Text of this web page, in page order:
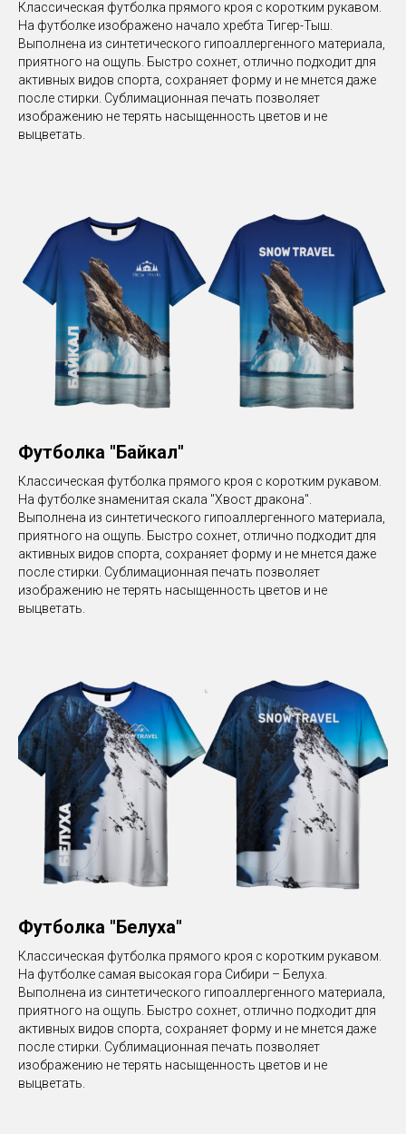
Классическая футболка прямого кроя с коротким рукавом.
На футболке изображено начало хребта Тигер-Тыш.
Выполнена из синтетического гипоаллергенного материала,
приятного на ощупь. Быстро сохнет, отлично подходит для
активных видов спорта, сохраняет форму и не мнется даже
после стирки. Сублимационная печать позволяет
изображению не терять насыщенность цветов и не
выцветать.
Футболка "Байкал"
Классическая футболка прямого кроя с коротким рукавом.
На футболке знаменитая скала "Хвост дракона".
Выполнена из синтетического гипоаллергенного материала,
приятного на ощупь. Быстро сохнет, отлично подходит для
активных видов спорта, сохраняет форму и не мнется даже
после стирки. Сублимационная печать позволяет
изображению не терять насыщенность цветов и не
выцветать.
Футболка "Белуха"
Классическая футболка прямого кроя с коротким рукавом.
На футболке самая высокая гора Сибири – Белуха.
Выполнена из синтетического гипоаллергенного материала,
приятного на ощупь. Быстро сохнет, отлично подходит для
активных видов спорта, сохраняет форму и не мнется даже
после стирки. Сублимационная печать позволяет
изображению не терять насыщенность цветов и не
выцветать.